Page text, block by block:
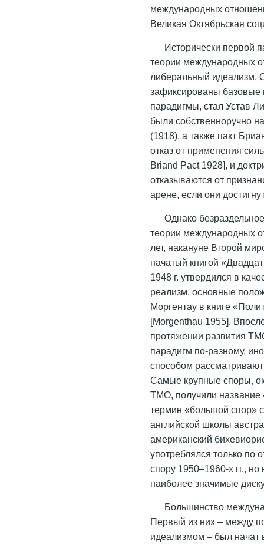
международных
Великая Октябрьская
Исторически первой
теории международных
либеральный идеализм.
зафиксированы базовые
парадигмы, стал Устав
были собственноручно
(1918), а также пакт
отказ от применения
Briand Pact 1928], и
отказываются от
арене, если они
Однако
теории международных
лет, накануне Второй
начатый книгой
1948 г. утвердился в
реализм, основные
Моргентау в книге
[Morgenthau 1955].
протяжении развития
парадигм по-разному,
способом
Самые крупные споры,
ТМО, получили
термин «большой спор»
английской школы
американский
употреблялся только по
спору 1950–1960-х гг.,
наиболее значимые
Большинство
Первый из них – между
идеализмом – был начат